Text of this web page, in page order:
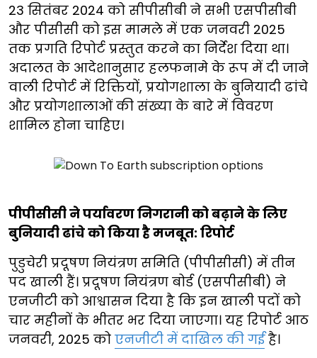
23 सितंबर 2024 को सीपीसीबी ने सभी एसपीसीबी
और पीसीसी को इस मामले में एक जनवरी 2025
तक प्रगति रिपोर्ट प्रस्तुत करने का निर्देश दिया था।
अदालत के आदेशानुसार हलफनामे के रूप में दी जाने
वाली रिपोर्ट में रिक्तियों, प्रयोगशाला के बुनियादी ढांचे
और प्रयोगशालाओं की संख्या के बारे में विवरण
शामिल होना चाहिए।
पीपीसीसी ने पर्यावरण निगरानी को बढ़ाने के लिए
बुनियादी ढांचे को किया है मजबूत: रिपोर्ट
पुडुचेरी प्रदूषण नियंत्रण समिति (पीपीसीसी) में तीन
पद खाली हैं। प्रदूषण नियंत्रण बोर्ड (एसपीसीबी) ने
एनजीटी को आश्वासन दिया है कि इन खाली पदों को
चार महीनों के भीतर भर दिया जाएगा। यह रिपोर्ट आठ
जनवरी, 2025 को एनजीटी में दाखिल की गईहै।